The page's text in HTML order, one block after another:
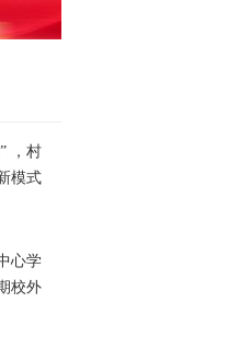
，村
模式
心学
校外